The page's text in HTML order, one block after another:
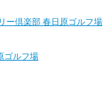
ー倶楽部 春日原ゴルフ場
ゴルフ場